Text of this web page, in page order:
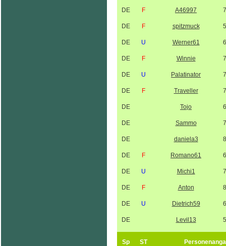
DE F A46997
DE F spitzmuck
DE U Werner61
DE F Winnie
DE U Palatinator
DE F Traveller
DE Tojo
DE Sammo
DE daniela3
DE F Romano61
DE U Michi1
DE F Anton
DE U Dietrich59
DE Levil13
Sp ST